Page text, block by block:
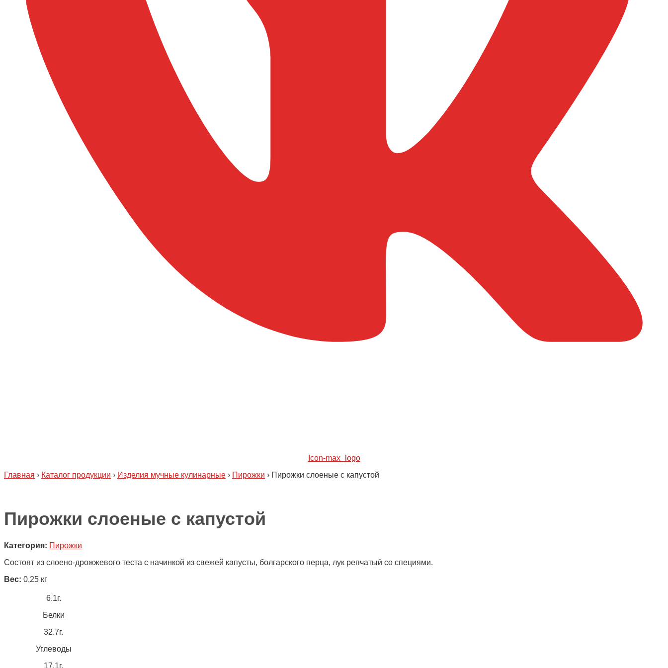
Icon-max_logo
Главная › Каталог продукции › Изделия мучные кулинарные › Пирожки › Пирожки слоеные с капустой
Пирожки слоеные с капустой
Категория: Пирожки
Состоят из слоено-дрожжевого теста с начинкой из свежей капусты, болгарского перца, лук репчатый со специями.
Вес: 0,25 кг
6.1г.
Белки
32.7г.
Углеводы
17.1г.